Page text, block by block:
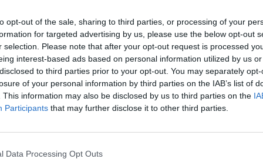
opt-out of the sale, sharing to third parties, or processing of your
for targeted advertising by us, please use the below opt-out
selection. Please note that after your opt-out request is processed
interest-based ads based on personal information utilized by us
to third parties prior to your opt-out. You may separately
of your personal information by third parties on the IAB’s list of
This information may also be disclosed by us to third parties on the
Participants that may further disclose it to other third parties.
Data Processing Opt Outs
Information
för 11 dagar sedan 0
Lagnyheter
Nyheter från föreningen
VÄLKOMMEN TILL IFK LULEÅ
Facebook